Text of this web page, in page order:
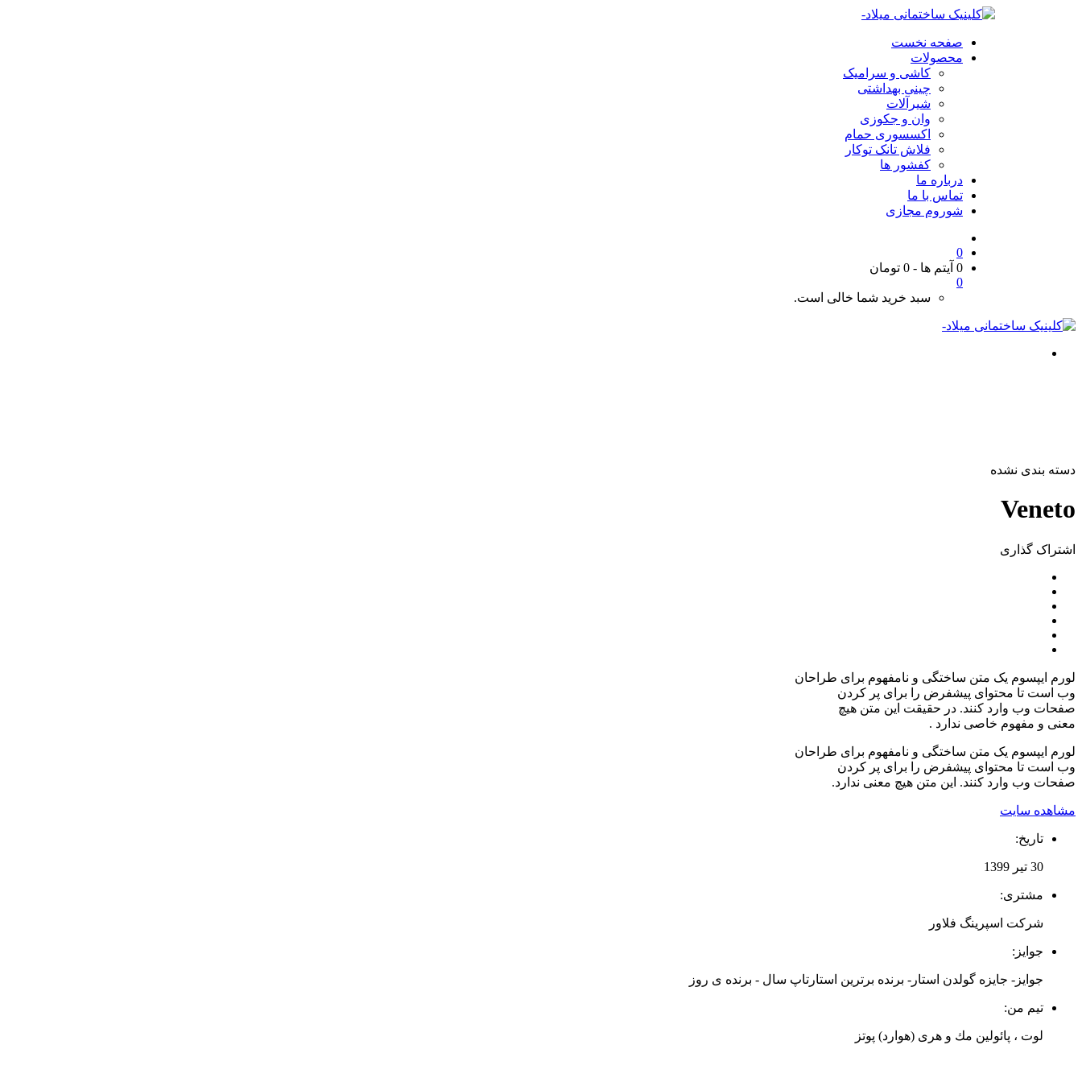
صفحه نخست
محصولات
کاشی و سرامیک
چینی بهداشتی
شیرآلات
وان و جکوزی
اکسسوری حمام
فلاش تانک توکار
کفشور ها
درباره ما
تماس با ما
شوروم مجازی
0
0 آیتم ها
-
0 تومان
0
سبد خرید شما خالی است.
دسته بندی نشده
Veneto
اشتراک ‌گذاری
لورم ایپسوم یک متن ساختگی و نامفهوم برای طراحان
وب است تا محتوای پیشفرض را برای پر کردن
صفحات وب وارد کنند. در حقیقت این متن هیچ
معنی و مفهوم خاصی ندارد .
لورم ایپسوم یک متن ساختگی و نامفهوم برای طراحان
وب است تا محتوای پیشفرض را برای پر کردن
صفحات وب وارد کنند. این متن هیچ معنی ندارد.
مشاهده سایت
تاریخ:
30 تیر 1399
مشتری:
شرکت اسپرینگ فلاور
جوایز:
جوایز- جایزه گولدن استار- برنده برترین استارتاپ سال - برنده ی روز
تیم من:
لوت ، پائولین مك و هری (هوارد) پوتز